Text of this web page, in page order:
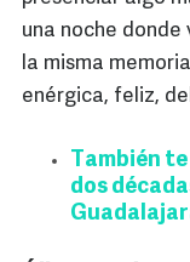
una noche
la misma
enérgica, feliz,
También
dos